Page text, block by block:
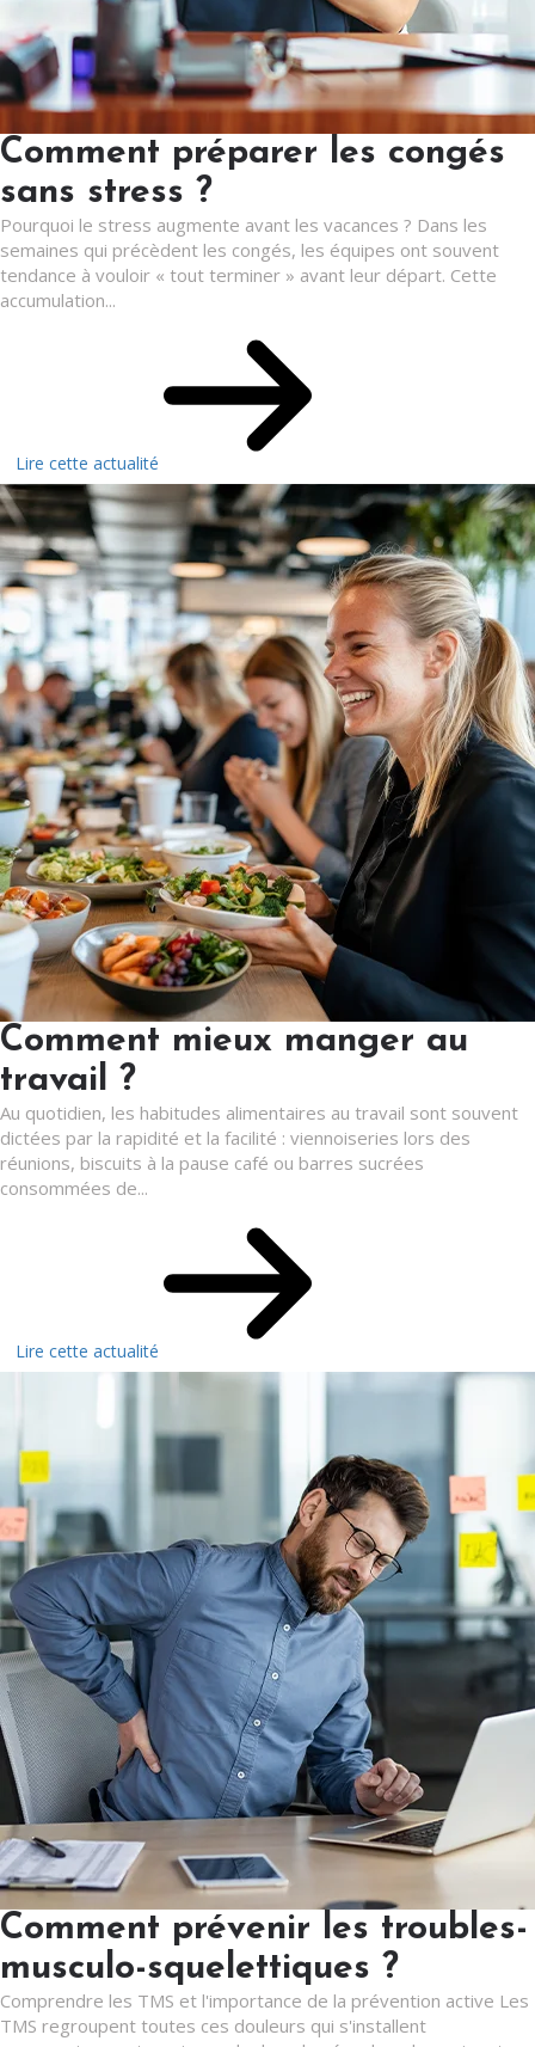
Comment préparer les congés
sans stress ?
Pourquoi le stress augmente avant les vacances ? Dans les
semaines qui précèdent les congés, les équipes ont souvent
tendance à vouloir « tout terminer » avant leur départ. Cette
accumulation...
Lire cette actualité
Comment mieux manger au
travail ?
Au quotidien, les habitudes alimentaires au travail sont souvent
dictées par la rapidité et la facilité : viennoiseries lors des
réunions, biscuits à la pause café ou barres sucrées
consommées de...
Lire cette actualité
Comment prévenir les troubles-
musculo-squelettiques ?
Comprendre les TMS et l'importance de la prévention active Les
TMS regroupent toutes ces douleurs qui s'installent